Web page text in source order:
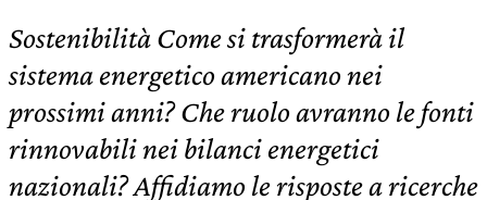
Sostenibilità Come si trasformerà il
sistema energetico americano nei
prossimi anni? Che ruolo avranno le fonti
rinnovabili nei bilanci energetici
nazionali? Affidiamo le risposte a ricerche